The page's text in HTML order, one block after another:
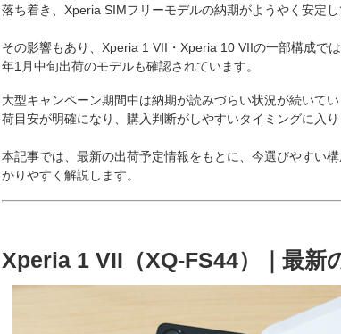
落ち着き、Xperia SIMフリーモデルの納期がようやく安定
その影響もあり、Xperia 1 VII・Xperia 10 VIIの一部構成で
年1月中旬出荷のモデルも確認されています。
大型キャンペーン期間中は納期が読みづらい状況が続いて
荷目安が明確になり、購入判断がしやすいタイミングに入
本記事では、最新の出荷予定情報をもとに、今選びやすい
かりやすく解説します。
Xperia 1 VII（XQ-FS44）｜最新